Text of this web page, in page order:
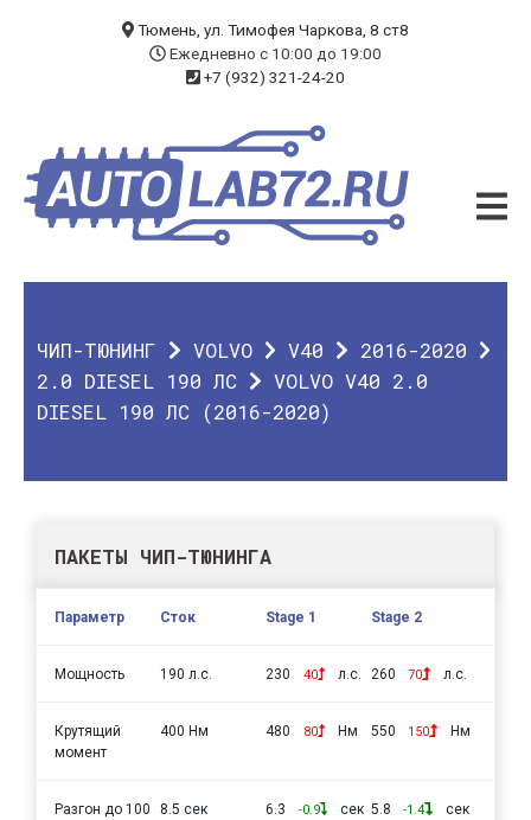
ЧИП-ТЮНИНГ
ДИАГНОСТИКА
О КОМПАНИИ
Тюмень, ул. Тимофея Чаркова, 8 ст8
Ежедневно с 10:00 до 19:00
+7 (932) 321-24-20
ЧИП-ТЮНИНГ VOLVO V40
2016-2020
2.0 DIESEL 190 ЛС
VOLVO V40 2.0
DIESEL 190 ЛС (2016-2020)
ПАКЕТЫ ЧИП-ТЮНИНГА
Параметр Сток Stage 1 Stage 2
Мощность 190 л.с. 230 40 л.с. 260 70 л.с.
Крутящий
момент
400 Нм 480 80 Нм 550 150 Нм
Разгон до 100
8.5 сек 6.3 -0.9 сек 5.8 -1.4 сек